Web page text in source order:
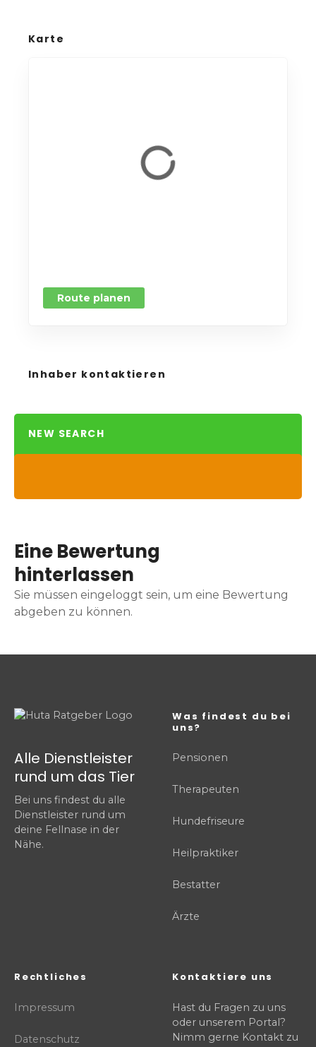
Karte
Route planen
Inhaber kontaktieren
NEW SEARCH
Eine Bewertung
hinterlassen
Sie müssen eingeloggt sein, um eine Bewertung
abgeben zu können.
Alle Dienstleister
rund um das Tier
Bei uns findest du alle
Dienstleister rund um
deine Fellnase in der
Nähe.
Was findest du bei
uns?
Pensionen
Therapeuten
Hundefriseure
Heilpraktiker
Bestatter
Ärzte
Rechtliches
Impressum
Datenschutz
Kontaktiere uns
Hast du Fragen zu uns
oder unserem Portal?
Nimm gerne Kontakt zu